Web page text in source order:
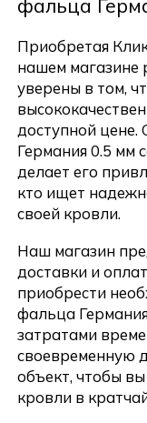
фальца
Приобретая
нашем магазине
уверены в том,
доступной
Германия 0.5 мм
делает его
кто ищет
своей кровли.
Наш магазин
доставки и
приобрести
фальца
затратами
своевременную
объект, чтобы
кровли в